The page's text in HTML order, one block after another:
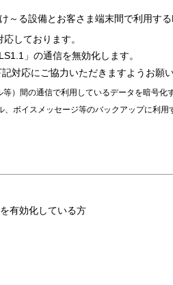
～る設備とお客さま端末間で利用す
しております。
」の通信を無効化します。
対応にご協力いただきますようお願い
）間の通信で利用しているデータを暗号化
ボイスメッセージ等のバックアップに利用
有効化している方